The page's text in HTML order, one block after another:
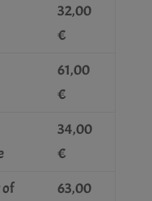
32,00
€
61,00
€
34,00
€
63,00